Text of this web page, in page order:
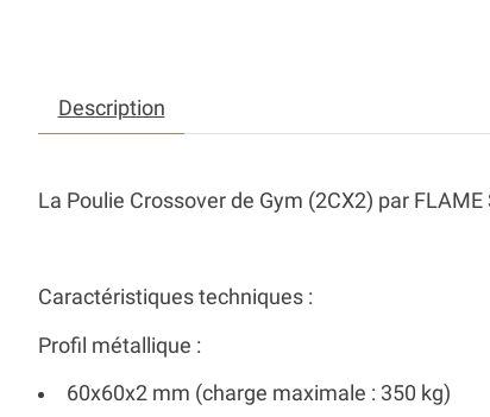
Description
La Poulie Crossover de Gym (2CX2) par
Caractéristiques techniques :
Profil métallique :
60x60x2 mm (charge maximale : 350 kg)